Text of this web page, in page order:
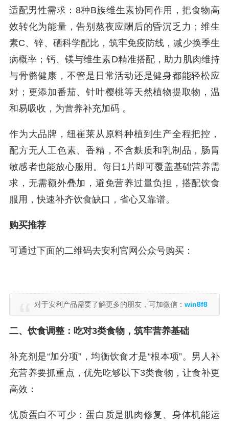
适配男性需求：8种B族维生素协同作用，把食物高
效转化为能量，告别熬夜应酬后的昏沉乏力；维生
素C、锌、硒科学配比，筑牢免疫防线，减少换季生
病概率；钙、镁与维生素D精准搭配，助力肌肉维持
与骨骼健康，不管是日常活动还是健身都能轻松应
对；更添加番茄、针叶樱桃等天然植物提取物，温
和易吸收，为营养补充加码 。
作为大品牌，纽崔莱从原料种植到生产全程把控，
配方无人工色素、香精，不含麸质和乳制品，肠胃
敏感者也能放心服用。每日1片即可覆盖基础营养需
求，无需额外叠加，避免营养过量负担，搭配饮食
服用，快速补齐饮食缺口，省心又靠谱。
购买推荐
可通过下面的二维码去安利官网公众号购买：
对于安利产品需要了解更多的朋友，可加微信： win8f8
二、饮食调整：吃对3类食物，筑牢营养基础
补充剂是“加分项”，均衡饮食才是“根本项”。男人补
充营养要抓重点，优先吃够以下3类食物，让食补更
高效：
优质蛋白不可少：蛋白质是肌肉修复、身体机能运